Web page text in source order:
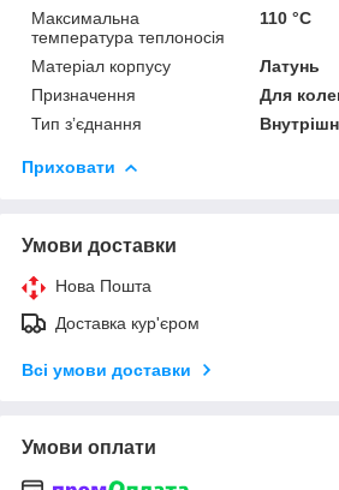
Максимальна
температура теплоносія
110 °C
Матеріал корпусу
Латунь
Призначення
Для
Тип зʼєднання
Приховати
Умови доставки
Нова Пошта
Доставка кур'єром
Всі умови доставки
Умови оплати